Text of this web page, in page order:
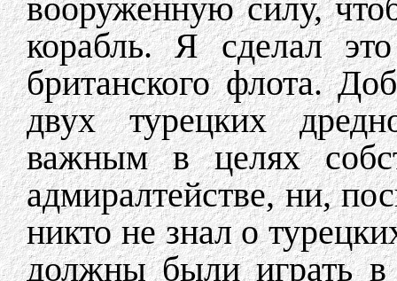
вооруженную силу,
корабль. Я сделал
британского флота.
двух турецких
важным в целях
адмиралтействе, ни,
никто не знал о
должны были играть в